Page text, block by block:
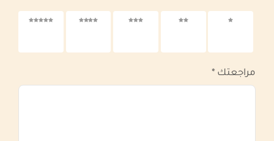
1 من
2 من
3 من
4 من
5 من
مراجعتك *